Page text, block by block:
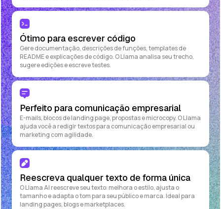
Ótimo para escrever código
Gere documentação, descrições de funções, templates de
README e explicações de código. O Llama analisa seu trecho,
sugere edições e escreve testes.
Perfeito para comunicação empresarial
E-mails, blocos de landing page, propostas e microcopy. O Llama
ajuda você a redigir textos para comunicação empresarial ou
marketing com agilidade.
Reescreva qualquer texto de forma única
O Llama AI reescreve seu texto: melhora o estilo, ajusta o
tamanho e adapta o tom para seu público e marca. Ideal para
landing pages, blogs e marketplaces.